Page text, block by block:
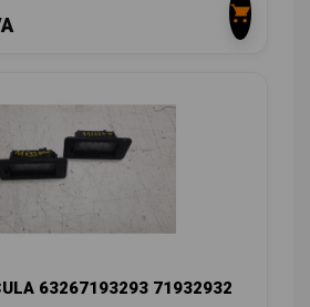
63267193293 71932932